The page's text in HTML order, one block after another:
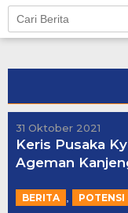
Skip
content
31 Oktober 2021
Keris Pusaka
Ageman
BERITA , POTENSI